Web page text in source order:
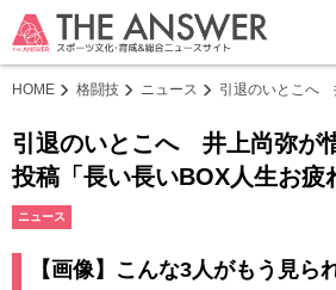
HOME 格闘技 ニュース 引退のいとこへ
引退のいとこへ 井上尚弥が
投稿「長い長いBOX人生お疲
ニュース
【画像】こんな3人がもう見